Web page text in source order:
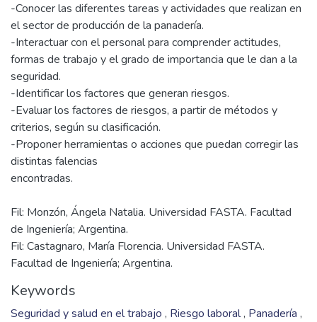
-Conocer las diferentes tareas y actividades que realizan en
el sector de producción de la panadería.
-Interactuar con el personal para comprender actitudes,
formas de trabajo y el grado de importancia que le dan a la
seguridad.
-Identificar los factores que generan riesgos.
-Evaluar los factores de riesgos, a partir de métodos y
criterios, según su clasificación.
-Proponer herramientas o acciones que puedan corregir las
distintas falencias
Fil: Monzón, Ángela Natalia. Universidad FASTA. Facultad
de Ingeniería; Argentina.
Fil: Castagnaro, María Florencia. Universidad FASTA.
Facultad de Ingeniería; Argentina.
Keywords
Seguridad y salud en el trabajo , Riesgo laboral, Panadería ,